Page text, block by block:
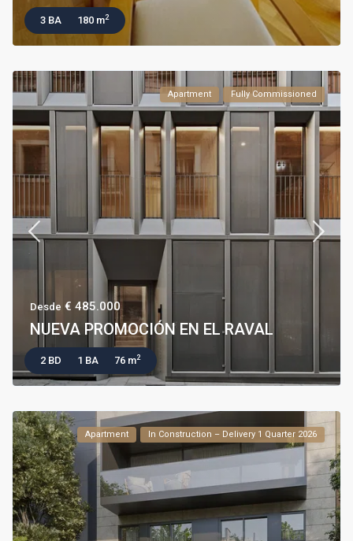
3 BA 180 m2
Apartment Fully Commissioned
Desde € 485.000
NUEVA PROMOCIÓN EN EL RAVAL
2 BD 1 BA 76 m2
Apartment In Construction – Delivery 1 Quarter 2026